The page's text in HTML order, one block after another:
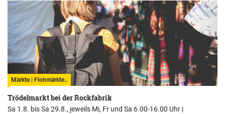
Märkte | Flohmärkte..
Trödelmarkt bei der Rockfabrik
Sa 1.8. bis Sa 29.8., jeweils Mi, Fr und Sa 6.00-16.00 Uhr |